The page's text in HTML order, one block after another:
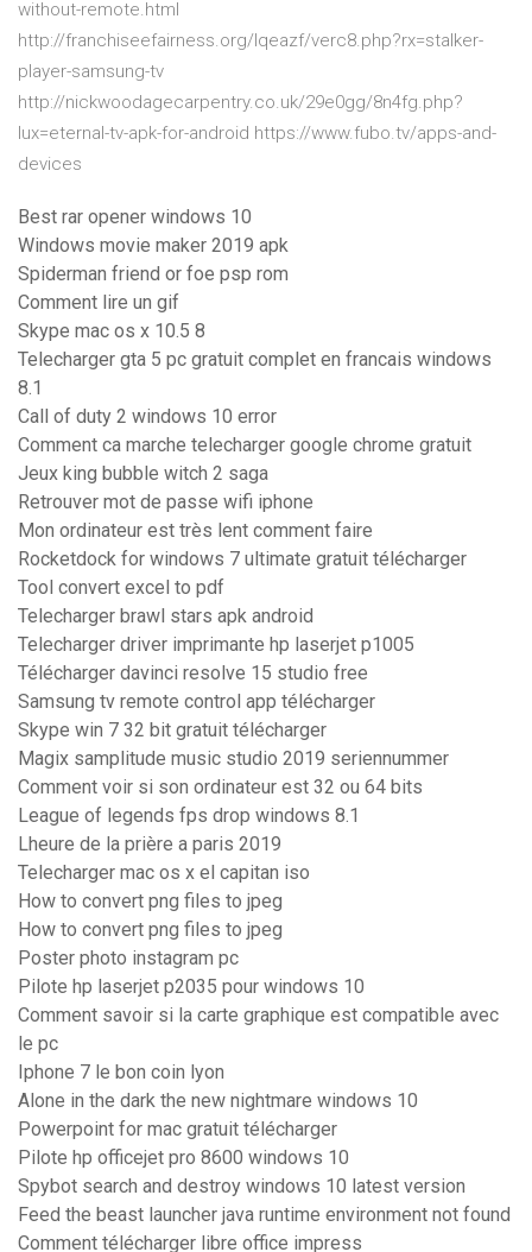
without-remote.html
http://franchiseefairness.org/lqeazf/verc8.php?rx=stalker-
player-samsung-tv
http://nickwoodagecarpentry.co.uk/29e0gg/8n4fg.php?
lux=eternal-tv-apk-for-android https://www.fubo.tv/apps-and-
devices
Best rar opener windows 10
Windows movie maker 2019 apk
Spiderman friend or foe psp rom
Comment lire un gif
Skype mac os x 10.5 8
Telecharger gta 5 pc gratuit complet en francais windows
8.1
Call of duty 2 windows 10 error
Comment ca marche telecharger google chrome gratuit
Jeux king bubble witch 2 saga
Retrouver mot de passe wifi iphone
Mon ordinateur est très lent comment faire
Rocketdock for windows 7 ultimate gratuit télécharger
Tool convert excel to pdf
Telecharger brawl stars apk android
Telecharger driver imprimante hp laserjet p1005
Télécharger davinci resolve 15 studio free
Samsung tv remote control app télécharger
Skype win 7 32 bit gratuit télécharger
Magix samplitude music studio 2019 seriennummer
Comment voir si son ordinateur est 32 ou 64 bits
League of legends fps drop windows 8.1
Lheure de la prière a paris 2019
Telecharger mac os x el capitan iso
How to convert png files to jpeg
How to convert png files to jpeg
Poster photo instagram pc
Pilote hp laserjet p2035 pour windows 10
Comment savoir si la carte graphique est compatible avec
le pc
Iphone 7 le bon coin lyon
Alone in the dark the new nightmare windows 10
Powerpoint for mac gratuit télécharger
Pilote hp officejet pro 8600 windows 10
Spybot search and destroy windows 10 latest version
Feed the beast launcher java runtime environment not found
Comment télécharger libre office impress